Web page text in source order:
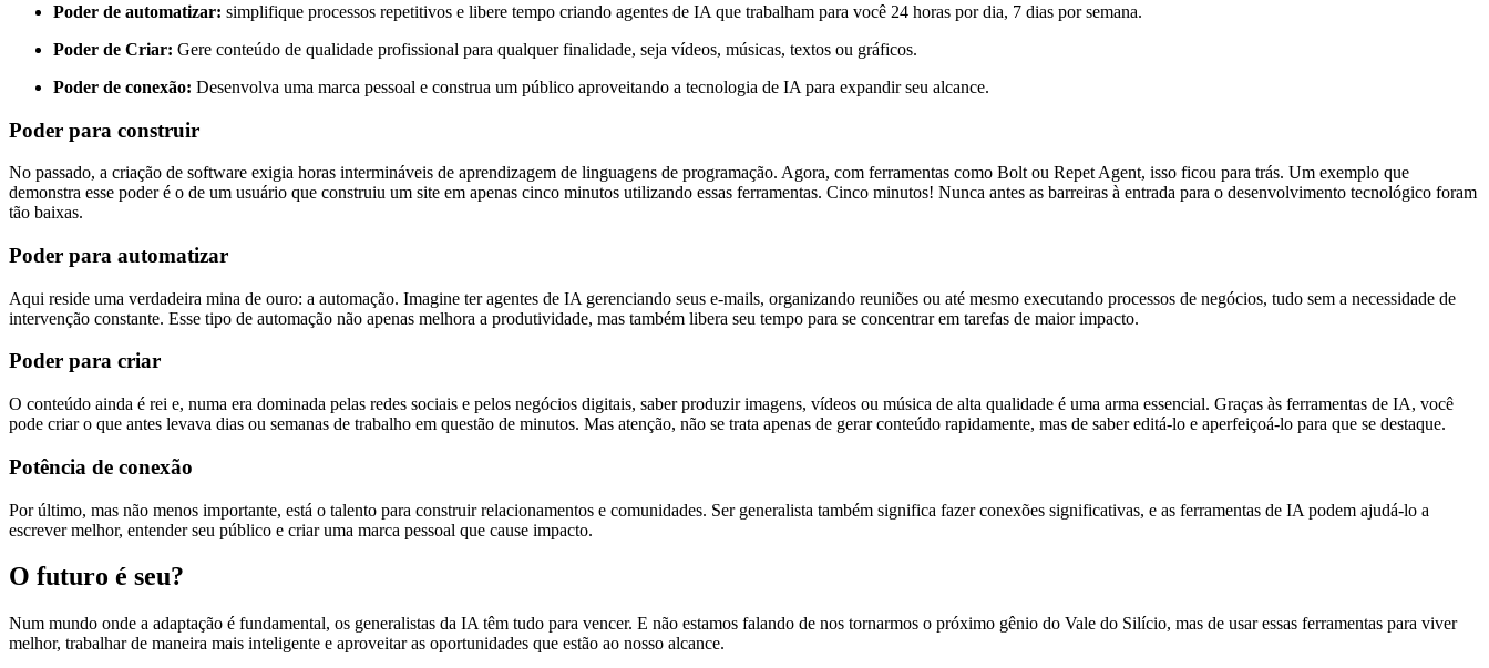
Poder de automatizar: simplifique processos repetitivos e libere tempo criando agentes de IA que trabalham para você 24 horas por dia, 7 dias por semana.
Poder de Criar: Gere conteúdo de qualidade profissional para qualquer finalidade, seja vídeos, músicas, textos ou gráficos.
Poder de conexão: Desenvolva uma marca pessoal e construa um público aproveitando a tecnologia de IA para expandir seu alcance.
Poder para construir
No passado, a criação de software exigia horas intermináveis ​​de aprendizagem de linguagens de programação. Agora, com ferramentas como Bolt ou Repet Agent, isso ficou para trás. Um exemplo que
demonstra esse poder é o de um usuário que construiu um site em apenas cinco minutos utilizando essas ferramentas. Cinco minutos! Nunca antes as barreiras à entrada para o desenvolvimento tecnológico foram
tão baixas.
Poder para automatizar
Aqui reside uma verdadeira mina de ouro: a automação. Imagine ter agentes de IA gerenciando seus e-mails, organizando reuniões ou até mesmo executando processos de negócios, tudo sem a necessidade de
intervenção constante. Esse tipo de automação não apenas melhora a produtividade, mas também libera seu tempo para se concentrar em tarefas de maior impacto.
Poder para criar
O conteúdo ainda é rei e, numa era dominada pelas redes sociais e pelos negócios digitais, saber produzir imagens, vídeos ou música de alta qualidade é uma arma essencial. Graças às ferramentas de IA, você
pode criar o que antes levava dias ou semanas de trabalho em questão de minutos. Mas atenção, não se trata apenas de gerar conteúdo rapidamente, mas de saber editá-lo e aperfeiçoá-lo para que se destaque.
Potência de conexão
Por último, mas não menos importante, está o talento para construir relacionamentos e comunidades. Ser generalista também significa fazer conexões significativas, e as ferramentas de IA podem ajudá-lo a
escrever melhor, entender seu público e criar uma marca pessoal que cause impacto.
O futuro é seu?
Num mundo onde a adaptação é fundamental, os generalistas da IA ​​têm tudo para vencer. E não estamos falando de nos tornarmos o próximo gênio do Vale do Silício, mas de usar essas ferramentas para viver
melhor, trabalhar de maneira mais inteligente e aproveitar as oportunidades que estão ao nosso alcance.